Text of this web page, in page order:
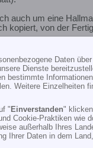
auch um eine
kopiert, von der
sind kompatibel
gesucht!
Daten
Dienste
bestimmte
Weitere Einzelheiten
"Einverstanden"
Cookie-Praktiken wie
außerhalb Ihres
Ihrer Daten in dem